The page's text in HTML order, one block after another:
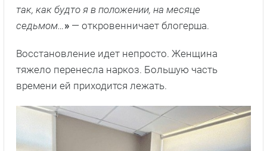
так, как будто я в положении, на месяце
седьмом… » — откровенничает блогерша.
Восстановление идет непросто. Женщина
тяжело перенесла наркоз. Большую часть
времени ей приходится лежать.